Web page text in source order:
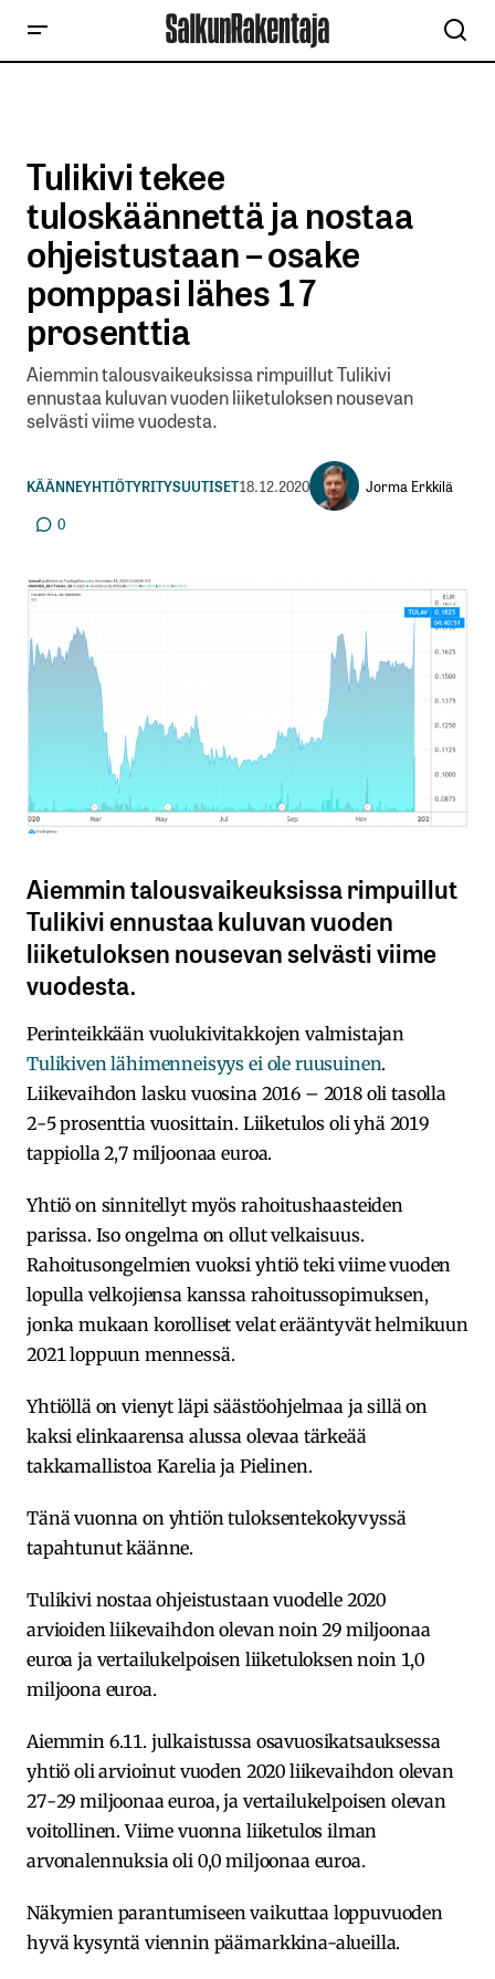
Tulikivi tekee
tuloskäännettä ja nostaa
ohjeistustaan – osake
pomppasi lähes 17
prosenttia
Aiemmin talousvaikeuksissa rimpuillut Tulikivi
ennustaa kuluvan vuoden liiketuloksen nousevan
selvästi viime vuodesta.
KÄÄNNEYHTIÖTYRITYSUUTISET18.12.2020
Jorma Erkkilä
0
Aiemmin talousvaikeuksissa rimpuillut
Tulikivi ennustaa kuluvan vuoden
liiketuloksen nousevan selvästi viime
vuodesta.
Perinteikkään vuolukivitakkojen valmistajan
Tulikiven lähimenneisyys ei ole ruusuinen.
Liikevaihdon lasku vuosina 2016 – 2018 oli tasolla
2-5 prosenttia vuosittain. Liiketulos oli yhä 2019
tappiolla 2,7 miljoonaa euroa.
Yhtiö on sinnitellyt myös rahoitushaasteiden
parissa. Iso ongelma on ollut velkaisuus.
Rahoitusongelmien vuoksi yhtiö teki viime vuoden
lopulla velkojiensa kanssa rahoitussopimuksen,
jonka mukaan korolliset velat erääntyvät helmikuun
2021 loppuun mennessä.
Yhtiöllä on vienyt läpi säästöohjelmaa ja sillä on
kaksi elinkaarensa alussa olevaa tärkeää
takkamallistoa Karelia ja Pielinen.
Tänä vuonna on yhtiön tuloksentekokyvyssä
tapahtunut käänne.
Tulikivi nostaa ohjeistustaan vuodelle 2020
arvioiden liikevaihdon olevan noin 29 miljoonaa
euroa ja vertailukelpoisen liiketuloksen noin 1,0
miljoona euroa.
Aiemmin 6.11. julkaistussa osavuosikatsauksessa
yhtiö oli arvioinut vuoden 2020 liikevaihdon olevan
27-29 miljoonaa euroa, ja vertailukelpoisen olevan
voitollinen. Viime vuonna liiketulos ilman
arvonalennuksia oli 0,0 miljoonaa euroa.
Näkymien parantumiseen vaikuttaa loppuvuoden
hyvä kysyntä viennin päämarkkina-alueilla.